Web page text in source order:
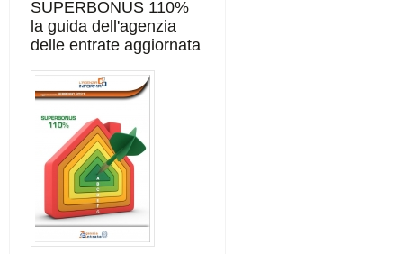
SUPERBONUS 110%
la guida dell'agenzia
delle entrate aggiornata